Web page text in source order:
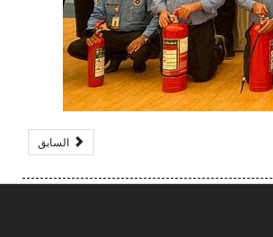
السابق